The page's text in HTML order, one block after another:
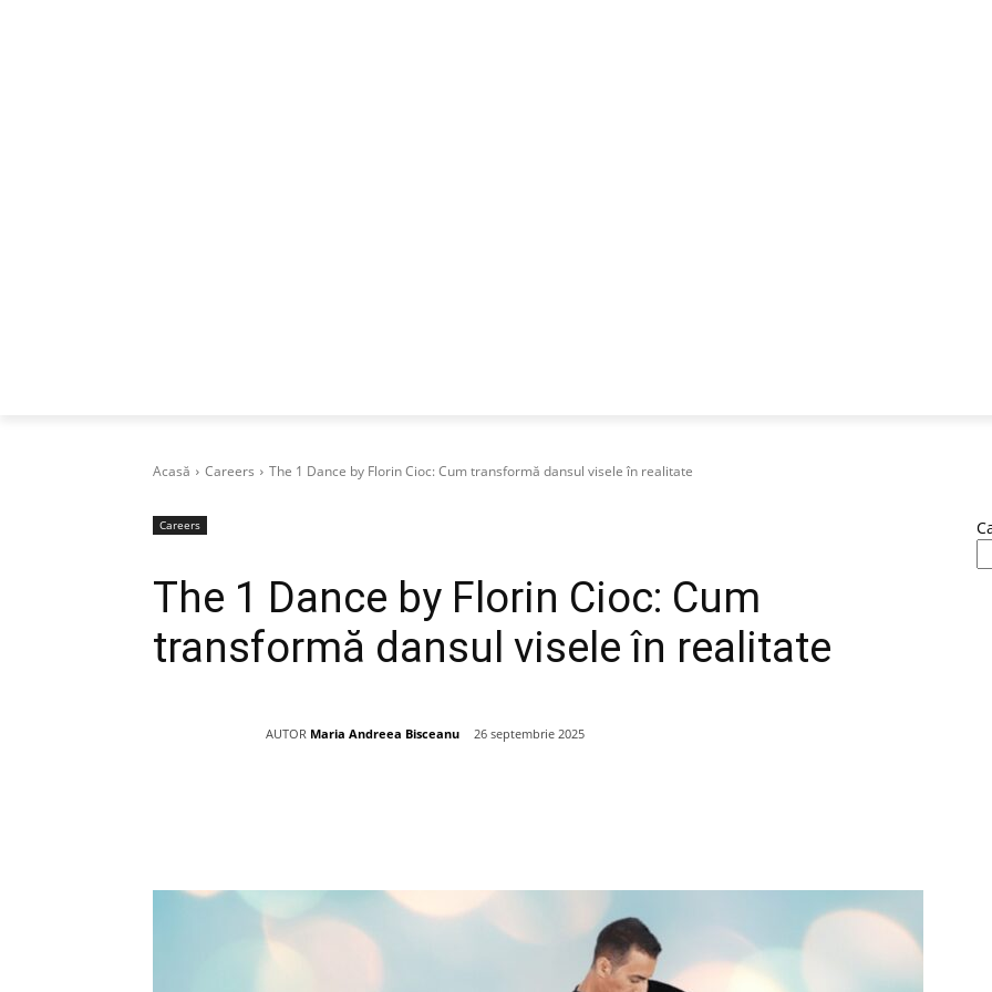
Acasă Careers The 1 Dance by Florin Cioc: Cum transformă dansul visele în realitate
Careers
The 1 Dance by Florin Cioc: Cum
transformă dansul visele în realitate
AUTOR Maria Andreea Bisceanu 26 septembrie 2025